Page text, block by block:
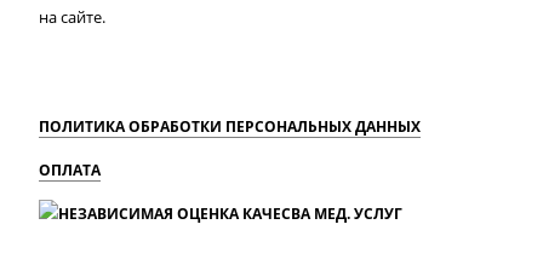
на сайте.
ПОЛИТИКА ОБРАБОТКИ ПЕРСОНАЛЬНЫХ ДАННЫХ
ОПЛАТА